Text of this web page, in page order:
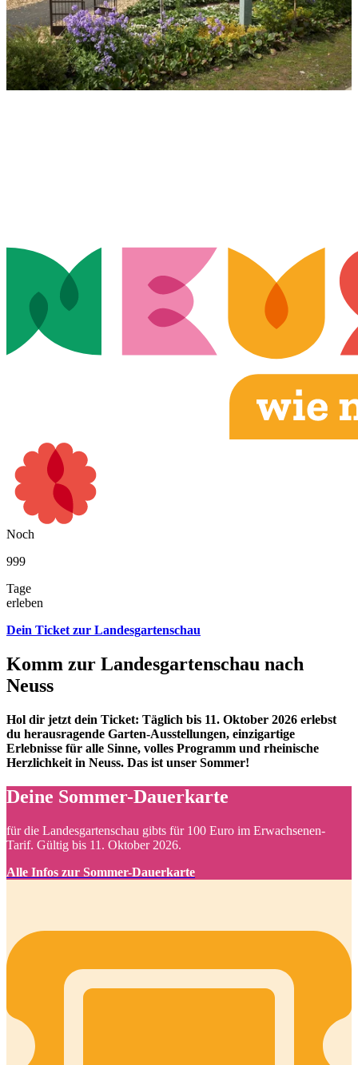
Noch
999
Tage
erleben
Dein Ticket zur Landesgartenschau
Komm zur Landes­garten­schau nach
Neuss
Hol dir jetzt dein Ticket: Täglich bis 11. Oktober 2026 erlebst
du herausragende Garten-Ausstellungen, einzigartige
Erlebnisse für alle Sinne, volles Programm und rheinische
Herzlichkeit in Neuss. Das ist unser Sommer!
Deine Sommer-Dauerkarte
für die Landesgartenschau gibts für 100 Euro im Erwachsenen-
Tarif. Gültig bis 11. Oktober 2026.
Alle Infos zur Sommer-Dauerkarte